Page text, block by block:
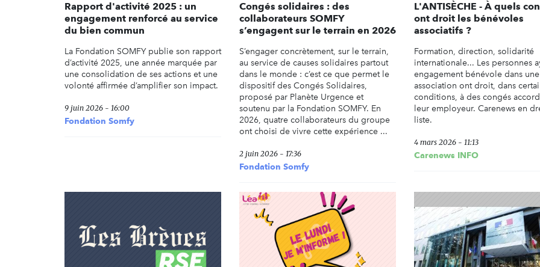
Rapport d'activité 2025 : un
engagement renforcé au service
du bien commun
La Fondation SOMFY publie son rapport
d’activité 2025, une année marquée par
une consolidation de ses actions et une
volonté affirmée d’amplifier son impact.
9 juin 2026 - 16:00
Fondation Somfy
Congés solidaires : des
collaborateurs SOMFY
s’engagent sur le terrain en 2026
S’engager concrètement, sur le terrain,
au service de causes solidaires partout
dans le monde : c’est ce que permet le
dispositif des Congés Solidaires,
proposé par Planète Urgence et
soutenu par la Fondation SOMFY. En
2026, quatre collaborateurs du groupe
ont choisi de vivre cette expérience ...
2 juin 2026 - 17:36
Fondation Somfy
L'ANTISÈCHE - À quels
ont droit les bénévoles
associatifs ?
Formation, direction, solidarité
internationale... Les personnes
engagement bénévole dans une
association ont droit, dans
conditions, à des congés
leur employeur. Carenews en
liste.
4 mars 2026 - 11:13
Carenews INFO